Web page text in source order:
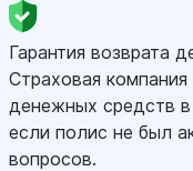
Гарантия возврата
Страховая компания
денежных средств в
если полис не был
вопросов.